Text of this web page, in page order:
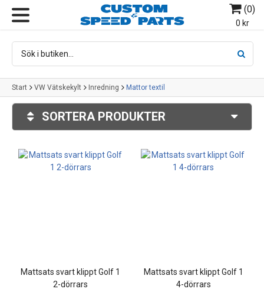
(0)
0 kr
Start VW Vätskekylt Inredning Mattor textil
SORTERA PRODUKTER
Mattsats svart klippt Golf 1
2-dörrars
Mattsats svart klippt Golf 1
4-dörrars